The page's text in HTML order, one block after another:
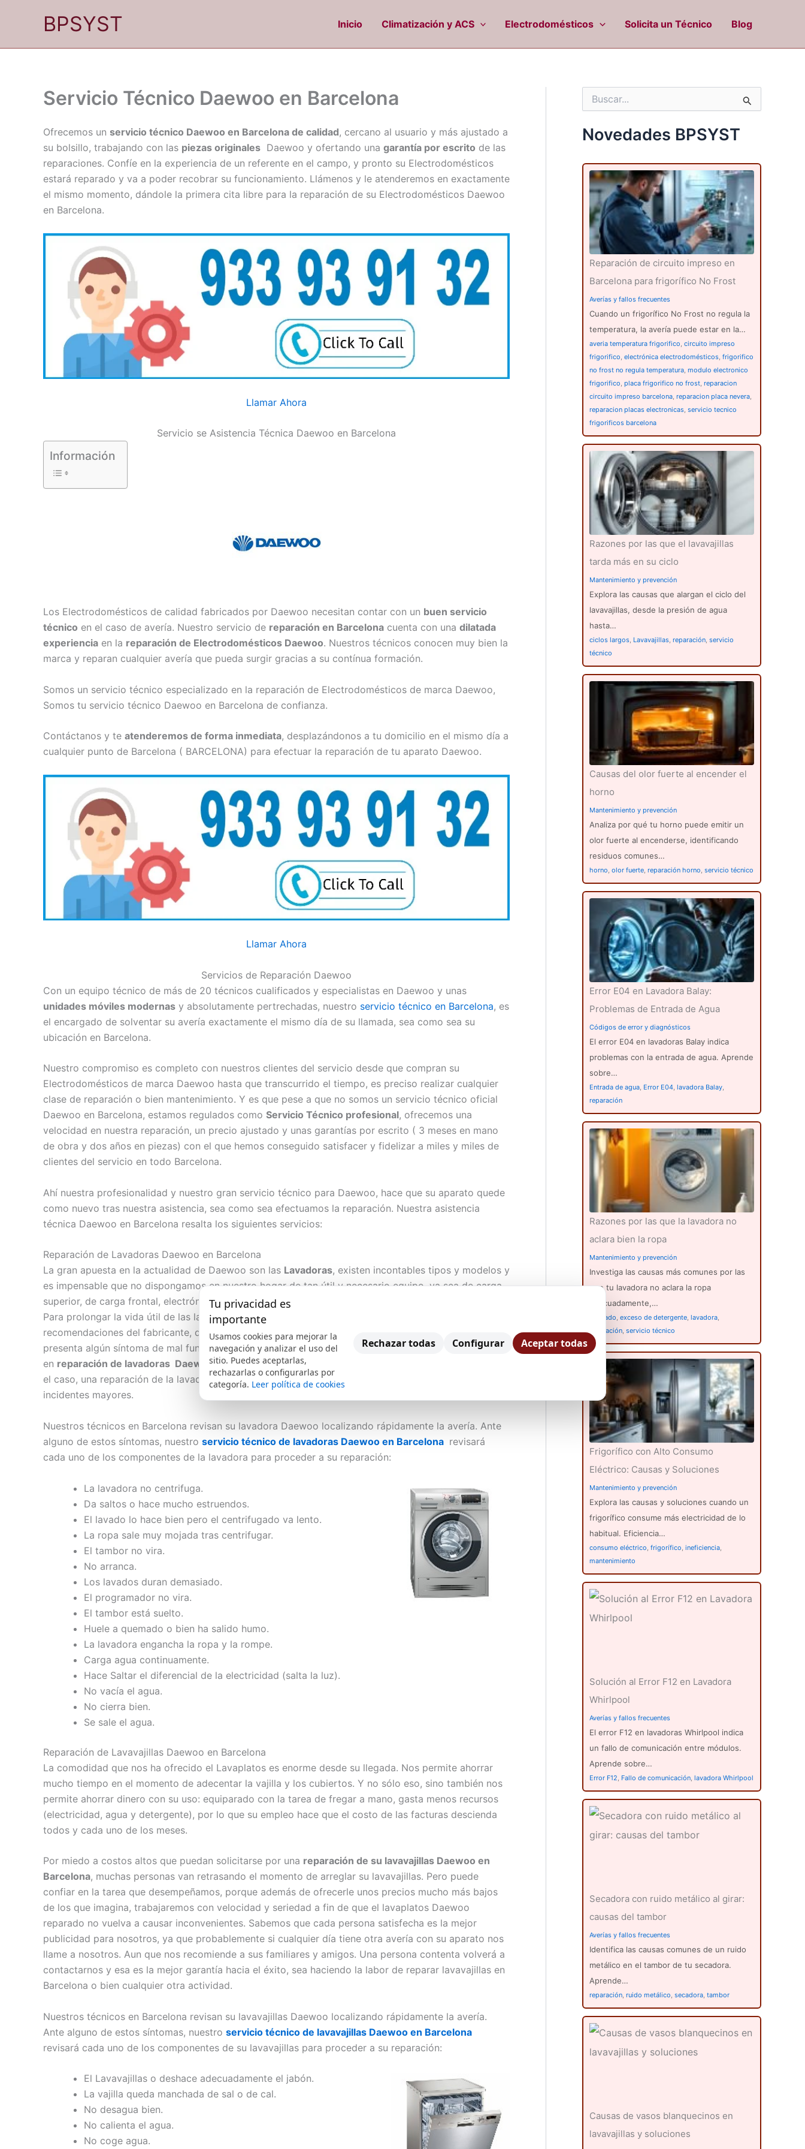
BPSYST Inicio Climatización y ACS Electrodomésticos Solicita un Técnico Blog
Servicio Técnico Daewoo en Barcelona
Ofrecemos un servicio técnico Daewoo en Barcelona de calidad, cercano al usuario y más ajustado a
su bolsillo, trabajando con las piezas originales Daewoo y ofertando una garantía por escrito de las
reparaciones. Confíe en la experiencia de un referente en el campo, y pronto su Electrodomésticos
estará reparado y va a poder recobrar su funcionamiento. Llámenos y le atenderemos en exactamente
el mismo momento, dándole la primera cita libre para la reparación de su Electrodomésticos Daewoo
en Barcelona.
Llamar Ahora
Servicio se Asistencia Técnica Daewoo en Barcelona
Información
Los Electrodomésticos de calidad fabricados por Daewoo necesitan contar con un buen servicio
técnico en el caso de avería. Nuestro servicio de reparación en Barcelona cuenta con una dilatada
experiencia en la reparación de Electrodomésticos Daewoo. Nuestros técnicos conocen muy bien la
marca y reparan cualquier avería que pueda surgir gracias a su contínua formación.
Somos un servicio técnico especializado en la reparación de Electrodomésticos de marca Daewoo,
Somos tu servicio técnico Daewoo en Barcelona de confianza.
Contáctanos y te atenderemos de forma inmediata, desplazándonos a tu domicilio en el mismo día a
cualquier punto de Barcelona ( BARCELONA) para efectuar la reparación de tu aparato Daewoo.
Llamar Ahora
Servicios de Reparación Daewoo
Con un equipo técnico de más de 20 técnicos cualificados y especialistas en Daewoo y unas
unidades móviles modernas y absolutamente pertrechadas, nuestro servicio técnico en Barcelona, es
el encargado de solventar su avería exactamente el mismo día de su llamada, sea como sea su
ubicación en Barcelona.
Nuestro compromiso es completo con nuestros clientes del servicio desde que compran su
Electrodomésticos de marca Daewoo hasta que transcurrido el tiempo, es preciso realizar cualquier
clase de reparación o bien mantenimiento. Y es que pese a que no somos un servicio técnico oficial
Daewoo en Barcelona, estamos regulados como Servicio Técnico profesional, ofrecemos una
velocidad en nuestra reparación, un precio ajustado y unas garantías por escrito ( 3 meses en mano
de obra y dos años en piezas) con el que hemos conseguido satisfacer y fidelizar a miles y miles de
clientes del servicio en todo Barcelona.
Ahí nuestra profesionalidad y nuestro gran servicio técnico para Daewoo, hace que su aparato quede
como nuevo tras nuestra asistencia, sea como sea efectuamos la reparación. Nuestra asistencia
técnica Daewoo en Barcelona resalta los siguientes servicios:
Reparación de Lavadoras Daewoo en Barcelona
La gran apuesta en la actualidad de Daewoo son las Lavadoras, existen incontables tipos y modelos y
es impensable que no dispongamos en nuestro hogar de tan útil y necesario equipo, ya sea de carga
superior, de carga frontal, electrónica, automática, semiautomática, de revolución variable, etcétera
Para prolongar la vida útil de las lavadoras, es necesario cumplir con todas y cada una de las
recomendaciones del fabricante, que están detalladas en el manual de instrucciones y si la lavadora
presenta algún síntoma de mal funcionamiento debe contactar con un servicio técnico especializado
en reparación de lavadoras Daewooa fin de que un técnico cualificado realice una revisión o dado
el caso, una reparación de la lavadora con todas y cada una de las garantías, eludiendo de este modo
incidentes mayores.
Nuestros técnicos en Barcelona revisan su lavadora Daewoo localizando rápidamente la avería. Ante
alguno de estos síntomas, nuestro servicio técnico de lavadoras Daewoo en Barcelona revisará
cada uno de los componentes de la lavadora para proceder a su reparación:
La lavadora no centrifuga.
Da saltos o hace mucho estruendos.
El lavado lo hace bien pero el centrifugado va lento.
La ropa sale muy mojada tras centrifugar.
El tambor no vira.
No arranca.
Los lavados duran demasiado.
El programador no vira.
El tambor está suelto.
Huele a quemado o bien ha salido humo.
La lavadora engancha la ropa y la rompe.
Carga agua continuamente.
Hace Saltar el diferencial de la electricidad (salta la luz).
No vacía el agua.
No cierra bien.
Se sale el agua.
Reparación de Lavavajillas Daewoo en Barcelona
La comodidad que nos ha ofrecido el Lavaplatos es enorme desde su llegada. Nos permite ahorrar
mucho tiempo en el momento de adecentar la vajilla y los cubiertos. Y no sólo eso, sino también nos
permite ahorrar dinero con su uso: equiparado con la tarea de fregar a mano, gasta menos recursos
(electricidad, agua y detergente), por lo que su empleo hace que el costo de las facturas descienda
todos y cada uno de los meses.
Por miedo a costos altos que puedan solicitarse por una reparación de su lavavajillas Daewoo en
Barcelona, muchas personas van retrasando el momento de arreglar su lavavajillas. Pero puede
confiar en la tarea que desempeñamos, porque además de ofrecerle unos precios mucho más bajos
de los que imagina, trabajaremos con velocidad y seriedad a fin de que el lavaplatos Daewoo
reparado no vuelva a causar inconvenientes. Sabemos que cada persona satisfecha es la mejor
publicidad para nosotros, ya que probablemente si cualquier día tiene otra avería con su aparato nos
llame a nosotros. Aun que nos recomiende a sus familiares y amigos. Una persona contenta volverá a
contactarnos y esa es la mejor garantía hacia el éxito, sea haciendo la labor de reparar lavavajillas en
Barcelona o bien cualquier otra actividad.
Nuestros técnicos en Barcelona revisan su lavavajillas Daewoo localizando rápidamente la avería.
Ante alguno de estos síntomas, nuestro servicio técnico de lavavajillas Daewoo en Barcelona
revisará cada uno de los componentes de su lavavajillas para proceder a su reparación:
El Lavavajillas o deshace adecuadamente el jabón.
La vajilla queda manchada de sal o de cal.
No desagua bien.
No calienta el agua.
No coge agua.
c
a
p
Novedades BPSYST
Reparación de circuito impreso en
Barcelona para frigorífico No Frost
Averías y fallos frecuentes
Cuando un frigorífico No Frost no regula la
temperatura, la avería puede estar en la…
averia temperatura frigorifico, circuito impreso
frigorifico, electrónica electrodomésticos, frigorifico
no frost no regula temperatura, modulo electronico
frigorifico, placa frigorifico no frost, reparacion
circuito impreso barcelona, reparacion placa nevera,
reparacion placas electronicas, servicio tecnico
frigorificos barcelona
Razones por las que el lavavajillas
tarda más en su ciclo
Mantenimiento y prevención
Explora las causas que alargan el ciclo del
lavavajillas, desde la presión de agua
hasta…
ciclos largos, Lavavajillas, reparación, servicio
técnico
Causas del olor fuerte al encender el
horno
Mantenimiento y prevención
Analiza por qué tu horno puede emitir un
olor fuerte al encenderse, identificando
residuos comunes…
horno, olor fuerte, reparación horno, servicio técnico
Error E04 en Lavadora Balay:
Problemas de Entrada de Agua
Códigos de error y diagnósticos
El error E04 en lavadoras Balay indica
problemas con la entrada de agua. Aprende
sobre…
Entrada de agua, Error E04, lavadora Balay,
reparación
Razones por las que la lavadora no
aclara bien la ropa
Mantenimiento y prevención
Investiga las causas más comunes por las
que tu lavadora no aclara la ropa
adecuadamente,…
aclarado, exceso de detergente, lavadora,
reparación, servicio técnico
Frigorífico con Alto Consumo
Eléctrico: Causas y Soluciones
Mantenimiento y prevención
Explora las causas y soluciones cuando un
frigorífico consume más electricidad de lo
habitual. Eficiencia…
consumo eléctrico, frigorífico, ineficiencia,
mantenimiento
Solución al Error F12 en Lavadora
Whirlpool
Averías y fallos frecuentes
El error F12 en lavadoras Whirlpool indica
un fallo de comunicación entre módulos.
Aprende sobre…
Error F12, Fallo de comunicación, lavadora Whirlpool
Secadora con ruido metálico al girar:
causas del tambor
Averías y fallos frecuentes
Identifica las causas comunes de un ruido
metálico en el tambor de tu secadora.
Aprende…
reparación, ruido metálico, secadora, tambor
Causas de vasos blanquecinos en
lavavajillas y soluciones
Tu privacidad es
importante
Usamos cookies para mejorar la
navegación y analizar el uso del
sitio. Puedes aceptarlas,
rechazarlas o configurarlas por
categoría. Leer política de cookies
Rechazar todas Configurar Aceptar todas